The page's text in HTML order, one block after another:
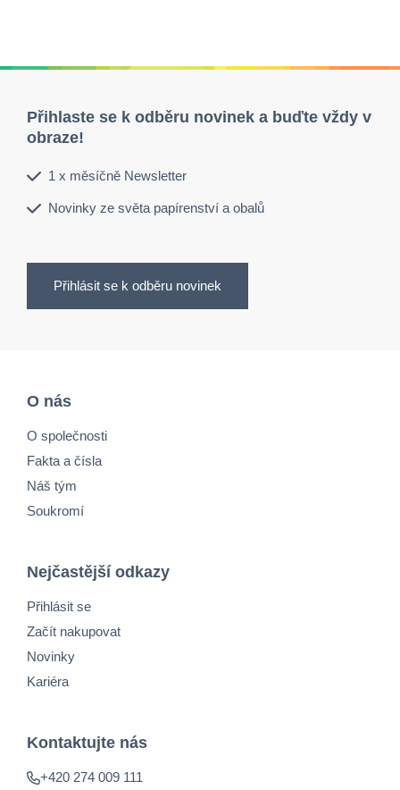
Přihlaste se k odběru novinek a buďte vždy v
obraze!
1 x měsíčně Newsletter
Novinky ze světa papírenství a obalů
Přihlásit se k odběru novinek
O nás
O společnosti
Fakta a čísla
Náš tým
Soukromí
Nejčastější odkazy
Přihlásit se
Začít nakupovat
Novinky
Kariéra
Kontaktujte nás
+420 274 009 111